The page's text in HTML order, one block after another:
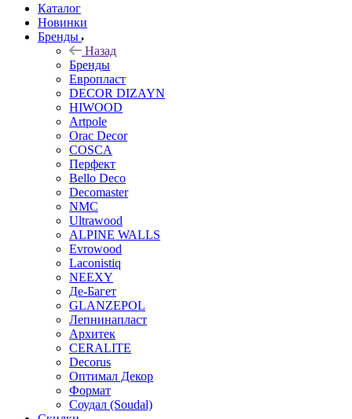
Каталог
Новинки
Бренды
Назад
Бренды
Европласт
DECOR DIZAYN
HIWOOD
Artpole
Orac Decor
COSCA
Перфект
Bello Deco
Decomaster
NMС
Ultrawood
ALPINE WALLS
Evrowood
Laconistiq
NEEXY
Де-Багет
GLANZEPOL
Лепнинапласт
Архитек
CERALITE
Decorus
Оптимал Декор
Формат
Соудал (Soudal)